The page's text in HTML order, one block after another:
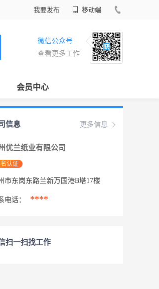
我要发布 移动端
微信公众号
查看更多工作
会员中心
更多信息
信息
优兰纸业有限公司
认证
市东岗东路兰新万国港B塔17楼
电话： ****
扫一扫找工作